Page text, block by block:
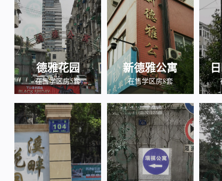
德雅花园
在售学区房5套
新德雅公寓
在售学区房8套